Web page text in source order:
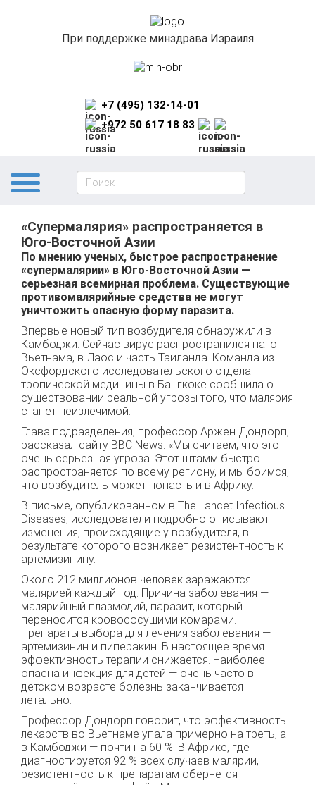
При поддержке минздрава Израиля
+7 (495) 132-14-01
+972 50 617 18 83
«Супермалярия» распространяется в
Юго-Восточной Азии
По мнению ученых, быстрое распространение
«супермалярии» в Юго-Восточной Азии —
серьезная всемирная проблема. Существующие
противомалярийные средства не могут
уничтожить опасную форму паразита.
Впервые новый тип возбудителя обнаружили в
Камбоджи. Сейчас вирус распространился на юг
Вьетнама, в Лаос и часть Таиланда. Команда из
Оксфордского исследовательского отдела
тропической медицины в Бангкоке сообщила о
существовании реальной угрозы того, что малярия
станет неизлечимой.
Глава подразделения, профессор Аржен Дондорп,
рассказал сайту BBC News: «Мы считаем, что это
очень серьезная угроза. Этот штамм быстро
распространяется по всему региону, и мы боимся,
что возбудитель может попасть и в Африку.
В письме, опубликованном в The Lancet Infectious
Diseases, исследователи подробно описывают
изменения, происходящие у возбудителя, в
результате которого возникает резистентность к
артемизинину.
Около 212 миллионов человек заражаются
малярией каждый год. Причина заболевания —
малярийный плазмодий, паразит, который
переносится кровососущими комарами.
Препараты выбора для лечения заболевания —
артемизинин и пиперакин. В настоящее время
эффективность терапии снижается. Наиболее
опасна инфекция для детей — очень часто в
детском возрасте болезнь заканчивается
летально.
Профессор Дондорп говорит, что эффективность
лекарств во Вьетнаме упала примерно на треть, а
в Камбоджи — почти на 60 %. В Африке, где
диагностируется 92 % всех случаев малярии,
резистентность к препаратам обернется